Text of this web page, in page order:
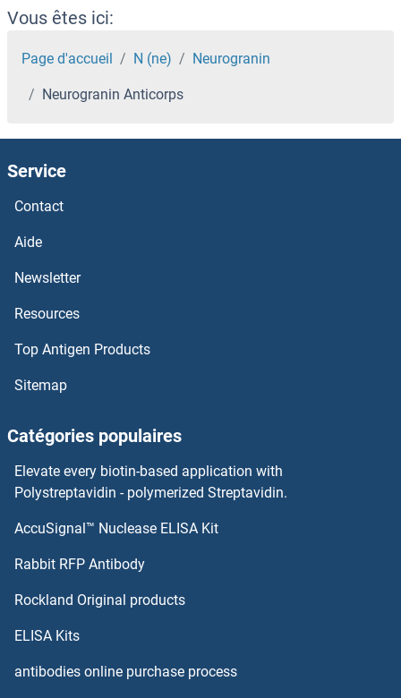
NEUROD2 Anticorps
NEUROD1 Anticorps
Neurocan Anticorps
Neurobeachin Anticorps
NEURL2 Anticorps
NEURL1B Anticorps
Neurexophilin 1 Anticorps
Neuroligin 3 Anticorps
Neuroligin 4 Anticorps
Vous êtes ici:
Page d'accueil N (ne) Neurogranin
Neurogranin Anticorps
Service
Contact
Aide
Newsletter
Resources
Top Antigen Products
Sitemap
Catégories populaires
Elevate every biotin-based application with
Polystreptavidin - polymerized Streptavidin.
AccuSignal™ Nuclease ELISA Kit
Rabbit RFP Antibody
Rockland Original products
ELISA Kits
antibodies online purchase process